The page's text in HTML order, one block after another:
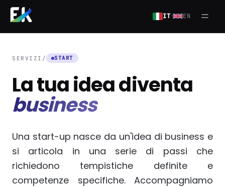
Salta al contenuto principale
IT· EN Apri
SERVIZI / START
La tua idea diventa
business
Una start-up nasce da un'idea di business e
si articola in una serie di passi che
richiedono tempistiche definite e
competenze specifiche. Accompagniamo